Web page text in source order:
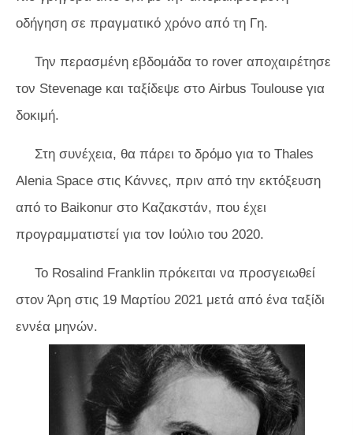
οδήγηση σε πραγματικό χρόνο από τη Γη.
Την περασμένη εβδομάδα το rover αποχαιρέτησε
τον Stevenage και ταξίδεψε στο Airbus Toulouse για
δοκιμή.
Στη συνέχεια, θα πάρει το δρόμο για το Thales
Alenia Space στις Κάννες, πριν από την εκτόξευση
από το Baikonur στο Καζακστάν, που έχει
προγραμματιστεί για τον Ιούλιο του 2020.
Το Rosalind Franklin πρόκειται να προσγειωθεί
στον Άρη στις 19 Μαρτίου 2021 μετά από ένα ταξίδι
εννέα μηνών.